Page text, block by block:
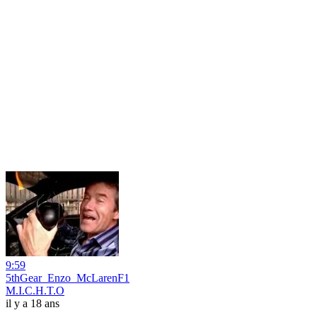
9:59
5thGear_Enzo_McLarenF1
M.I.C.H.T.O
il y a 18 ans